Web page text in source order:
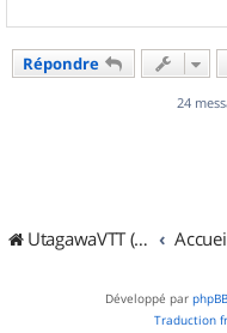
Répondre
24
UtagawaVTT (Randos VTT et VTTAE avec traces GPS)
Développé par phpBB
Traduction